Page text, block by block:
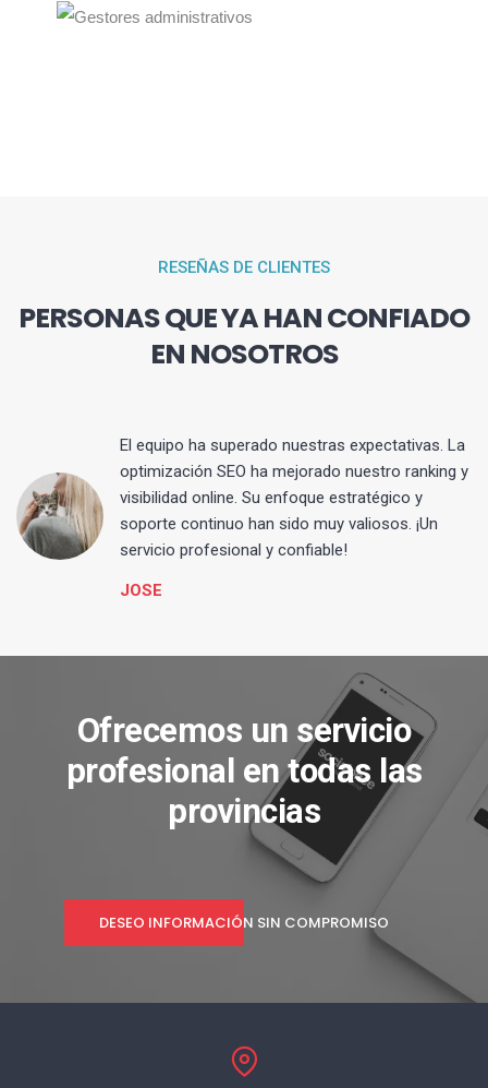
RESEÑAS DE CLIENTES
PERSONAS QUE YA HAN CONFIADO
EN NOSOTROS
El equipo ha superado nuestras expectativas. La
optimización SEO ha mejorado nuestro ranking y
visibilidad online. Su enfoque estratégico y
soporte continuo han sido muy valiosos. ¡Un
servicio profesional y confiable!
JOSE
Ofrecemos un servicio
profesional en todas las
provincias
DESEO INFORMACIÓN SIN COMPROMISO